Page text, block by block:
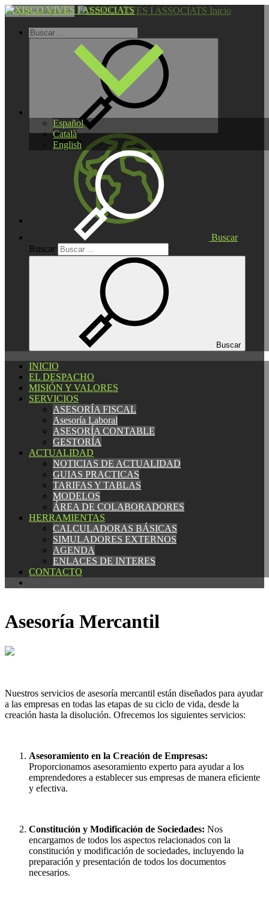
Español
Català
English
Buscar
Buscar
Buscar
INICIO
EL DESPACHO
MISIÓN Y VALORES
SERVICIOS
ASESORÍA FISCAL
Asesoría Laboral
ASESORÍA CONTABLE
GESTORÍA
ACTUALIDAD
NOTICIAS DE ACTUALIDAD
GUIAS PRACTICAS
TARIFAS Y TABLAS
MODELOS
ÁREA DE COLABORADORES
HERRAMIENTAS
CALCULADORAS BÁSICAS
SIMULADORES EXTERNOS
AGENDA
ENLACES DE INTERES
CONTACTO
Toggle navigation Inicio
INICIO
EL DESPACHO
MISIÓN Y VALORES
SERVICIOS
ASESORÍA FISCAL
Asesoría Laboral
ASESORÍA CONTABLE
GESTORÍA
ACTUALIDAD
NOTICIAS DE ACTUALIDAD
GUIAS PRACTICAS
TARIFAS Y TABLAS
MODELOS
ÁREA DE COLABORADORES
HERRAMIENTAS
CALCULADORAS BÁSICAS
SIMULADORES EXTERNOS
AGENDA
ENLACES DE INTERES
CONTACTO
Asesoría Mercantil
Nuestros servicios de asesoría mercantil están diseñados para ayudar
a las empresas en todas las etapas de su ciclo de vida, desde la
creación hasta la disolución. Ofrecemos los siguientes servicios:
Asesoramiento en la Creación de Empresas:
Proporcionamos asesoramiento experto para ayudar a los
emprendedores a establecer sus empresas de manera eficiente
y efectiva.
Constitución y Modificación de Sociedades: Nos
encargamos de todos los aspectos relacionados con la
constitución y modificación de sociedades, incluyendo la
preparación y presentación de todos los documentos
necesarios.